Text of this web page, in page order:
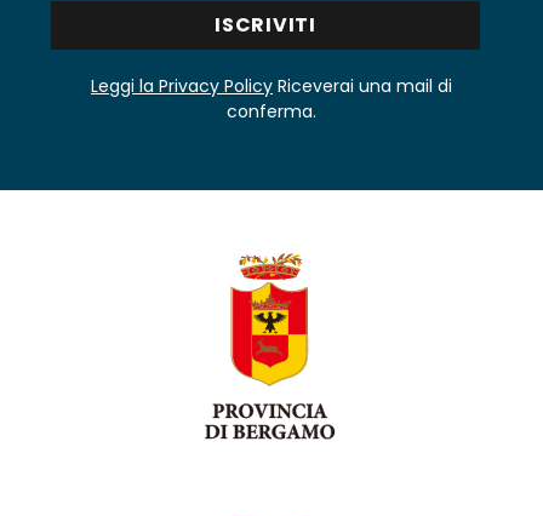
Leggi la Privacy Policy Riceverai una mail di
conferma.